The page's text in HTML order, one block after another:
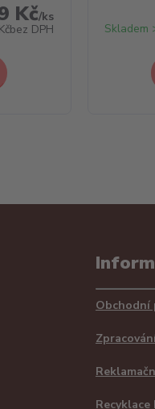
Kč/ks
bez DPH Skladem
Obchodní